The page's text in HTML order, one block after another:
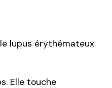
lupus érythémateux
Elle touche